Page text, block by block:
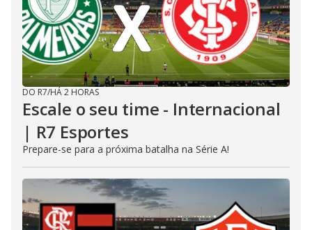
DO R7/HÁ 2 HORAS
Escale o seu time - Internacional
| R7 Esportes
Prepare-se para a próxima batalha na Série A!